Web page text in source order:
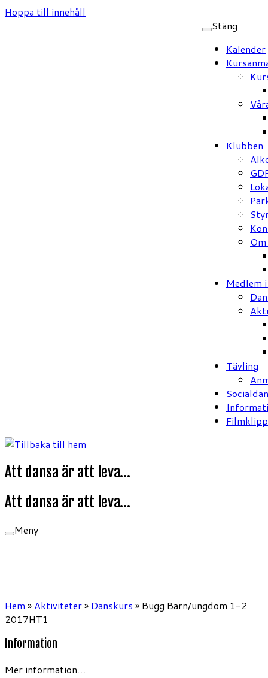
Hoppa till innehåll
Stäng
Kalender
Klubben
Medlem
Tävling
Att dansa är att leva…
Att dansa är att leva…
Meny
Hem » Aktiviteter» Danskurs » Bugg Barn/ungdom 1-2
2017HT1
Information
Mer information…